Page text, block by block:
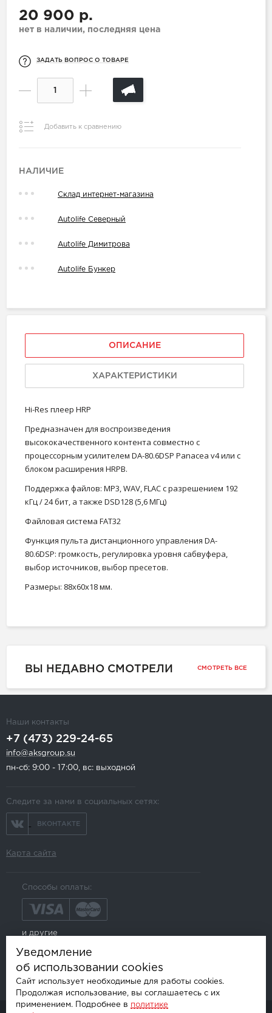
20 900 р.
нет в наличии, последняя цена
ЗАДАТЬ ВОПРОС О ТОВАРЕ
Добавить к сравнению
НАЛИЧИЕ
Склад интернет-магазина
Autolife Северный
Autolife Димитрова
Autolife Бункер
ОПИСАНИЕ
ХАРАКТЕРИСТИКИ
Hi-Res плеер HRP
Предназначен для воспроизведения
высококачественного контента совместно с
процессорным усилителем DA-80.6DSP Panacea v4 или с
блоком расширения HRPB.
Поддержка файлов: МР3, WAV, FLAC с разрешением 192
кГц / 24 бит, а также DSD128 (5,6 МГц)
Файловая система FAT32
Функция пульта дистанционного управления DA-
80.6DSP: громкость, регулировка уровня сабвуфера,
выбор источников, выбор пресетов.
Размеры: 88х60х18 мм.
ВЫ НЕДАВНО СМОТРЕЛИ СМОТРЕТЬ ВСЕ
Наши контакты
+7 (473) 229-24-65
info@aksgroup.su
пн-сб: 9:00 - 17:00, вс: выходной
Следите за нами в социальных сетях:
ВКОНТАКТЕ
Карта сайта
Способы оплаты:
и другие
Уведомление
об использовании cookies
Сайт использует необходимые для работы cookies.
Продолжая использование, вы соглашаетесь с их
применением. Подробнее в политике